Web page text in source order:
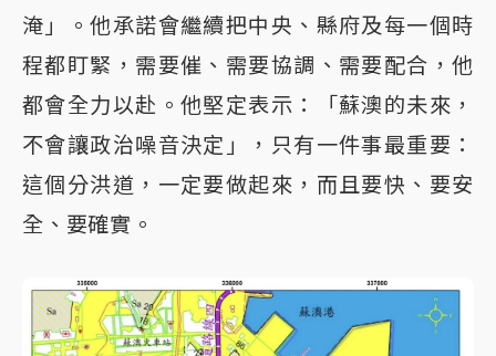
淹」。他承諾會繼續把中央、縣府及每一個時
程都盯緊，需要催、需要協調、需要配合，他
都會全力以赴。他堅定表示：「蘇澳的未來，
不會讓政治噪音決定」，只有一件事最重要：
這個分洪道，一定要做起來，而且要快、要安
全、要確實。